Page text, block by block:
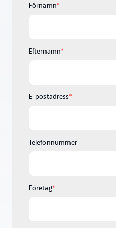
Förnamn*
Efternamn*
E-postadress*
Telefonnummer
Företag*